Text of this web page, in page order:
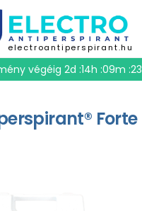
electroantiperspirant.hu
végéig 2d :14h :09m :23
Forte